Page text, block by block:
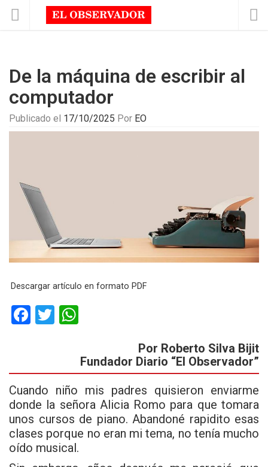
De la máquina de escribir al
computador
Publicado el 17/10/2025 Por EO
Descargar artículo en formato PDF
F
b
o
o
k
T
er
at
s
A
p
p
Por Roberto Silva Bijit
Fundador Diario “El Observador”
Cuando niño mis padres quisieron enviarme
donde la señora Alicia Romo para que tomara
unos cursos de piano. Abandoné rapidito esas
clases porque no eran mi tema, no tenía mucho
oído musical.